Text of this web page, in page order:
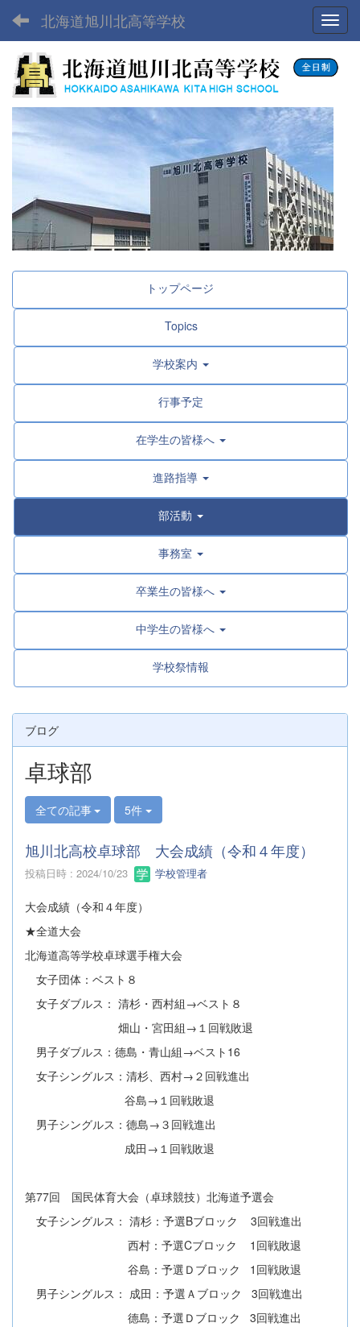
北海道旭川北高等学校
トップページ
Topics
学校案内
行事予定
在学生の皆様へ
進路指導
部活動
事務室
卒業生の皆様へ
中学生の皆様へ
学校祭情報
ブログ
卓球部
全ての記事 5件
旭川北高校卓球部 大会成績（令和４年度）
投稿日時 : 2024/10/23 学校管理者
大会成績（令和４年度）
★全道大会
北海道高等学校卓球選手権大会
女子団体：ベスト８
女子ダブルス： 清杉・西村組→ベスト８
畑山・宮田組→１回戦敗退
男子ダブルス：德島・青山組→ベスト16
女子シングルス：清杉、西村→２回戦進出
谷島→１回戦敗退
男子シングルス：德島→３回戦進出
成田→１回戦敗退
第77回 国民体育大会（卓球競技）北海道予選会
女子シングルス： 清杉：予選Bブロック 3回戦進出
西村：予選Cブロック 1回戦敗退
谷島：予選Ｄブロック 1回戦敗退
男子シングルス： 成田：予選Ａブロック 3回戦進出
德島：予選Ｄブロック 3回戦進出